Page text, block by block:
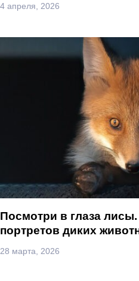
4 апреля, 2026
Посмотри в глаза
портретов диких
28 марта, 2026